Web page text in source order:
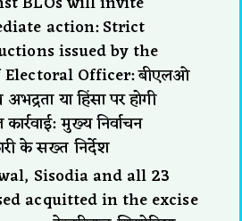
action: Strict
issued by the
Electoral Officer: बीएलओ
या हिंसा पर होगी
मुख्य निर्वाचन
के सख्त निर्देश
Sisodia and all 23
acquitted in the excise